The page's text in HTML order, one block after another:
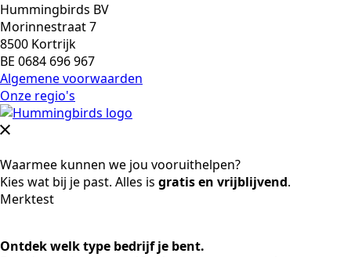
Hummingbirds BV
Morinnestraat 7
8500 Kortrijk
BE 0684 696 967
Algemene voorwaarden
Onze regio's
Waarmee kunnen we jou vooruithelpen?
Kies wat bij je past. Alles is gratis en vrijblijvend.
Merktest
Ontdek welk type bedrijf je bent.